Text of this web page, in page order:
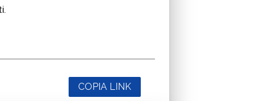
COPIA LINK